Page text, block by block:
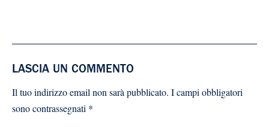
LASCIA UN COMMENTO
Il tuo indirizzo email non sarà pubblicato. I campi obbligatori
sono contrassegnati *